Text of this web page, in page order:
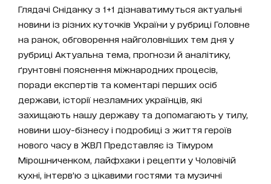
Глядачі Сніданку з 1+1 дізнаватимуться актуальні
новини із різних куточків України у рубриці Головне
на ранок, обговорення найголовніших тем дня у
рубриці Актуальна тема, прогнози й аналітику,
ґрунтовні пояснення міжнародних процесів,
поради експертів та коментарі перших осіб
держави, історії незламних українців, які
захищають нашу державу та допомагають у тилу,
новини шоу-бізнесу і подробиці з життя героїв
нового часу в ЖВЛ Представляє із Тімуром
Мірошниченком, лайфхаки і рецепти у Чоловічій
кухні, інтерв’ю з цікавими гостями та музичні